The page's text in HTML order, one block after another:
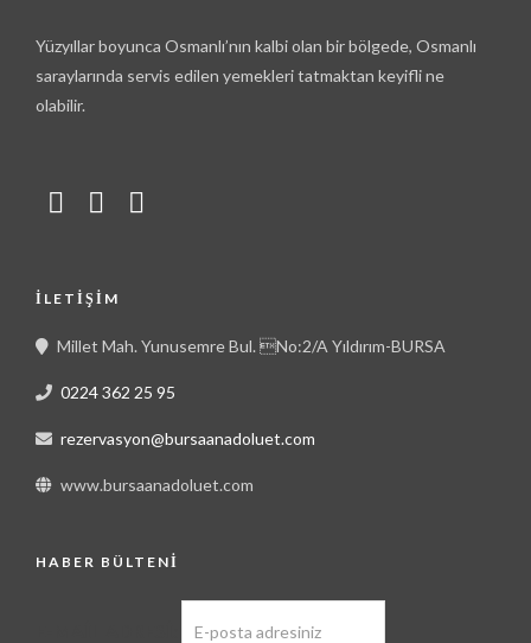
Yüzyıllar boyunca Osmanlı’nın kalbi olan bir bölgede, Osmanlı
saraylarında servis edilen yemekleri tatmaktan keyifli ne
olabilir.
İLETIŞIM
Millet Mah. Yunusemre Bul. No:2/A Yıldırım-BURSA
0224 362 25 95
rezervasyon@bursaanadoluet.com
www.bursaanadoluet.com
HABER BÜLTENI